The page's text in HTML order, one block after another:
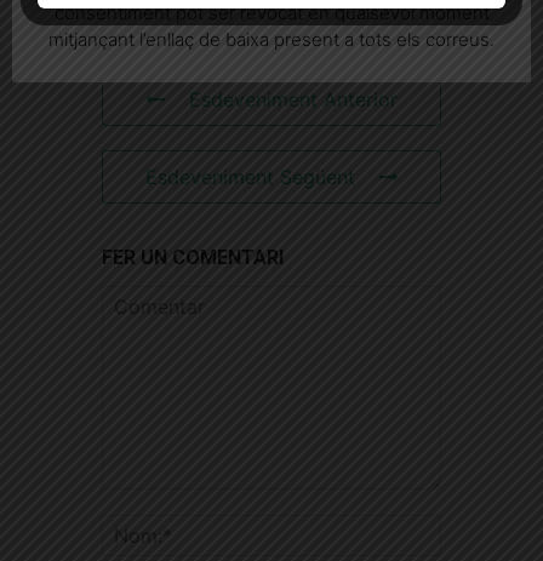
Esdeveniment Anterior
Esdeveniment Següent
FER UN COMENTARI
consentiment pot ser revocat en qualsevol moment
mitjançant l’enllaç de baixa present a tots els correus.